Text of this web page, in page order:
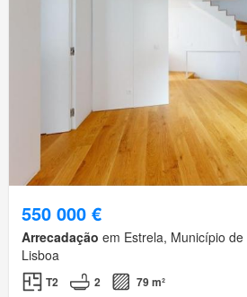
550 000 €
Arrecadação em Estrela, Município
Lisboa
T2 2 79 m²